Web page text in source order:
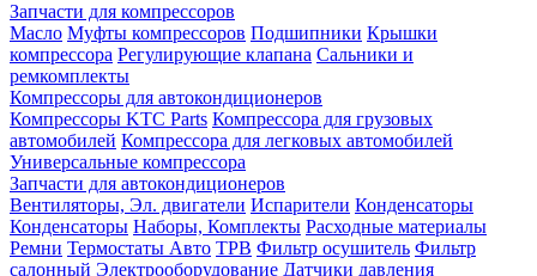
Запчасти для компрессоров
Масло Муфты компрессоров Подшипники Крышки
компрессора Регулирующие клапана Сальники и
ремкомплекты
Компрессоры для автокондиционеров
Компрессоры KTC Parts Компрессора для грузовых
автомобилей Компрессора для легковых автомобилей
Универсальные компрессора
Запчасти для автокондиционеров
Вентиляторы, Эл. двигатели Испарители Конденсаторы
Конденсаторы Наборы, Комплекты Расходные материалы
Ремни Термостаты Авто ТРВ Фильтр осушитель Фильтр
салонный Электрооборудование Датчики давления